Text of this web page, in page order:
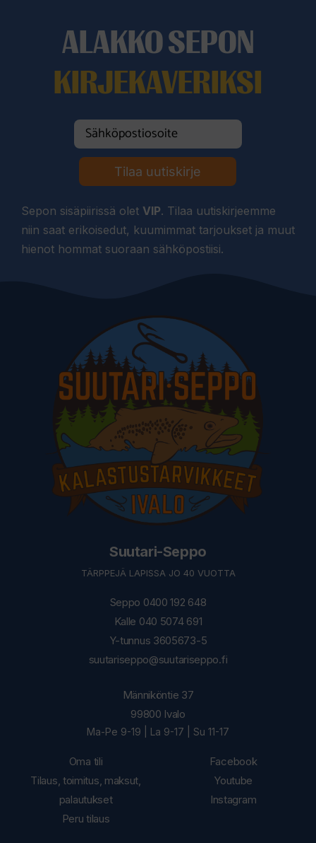
ALAKKO SEPON
KIRJEKAVERIKSI
Tilaa uutiskirje
Sepon sisäpiirissä olet VIP. Tilaa uutiskirjeemme
niin saat erikoisedut, kuumimmat tarjoukset ja muut
hienot hommat suoraan sähköpostiisi.
Suutari-Seppo
TÄRPPEJÄ LAPISSA JO 40 VUOTTA
Seppo 0400 192 648
Kalle 040 5074 691
Y-tunnus 3605673-5
suutariseppo@suutariseppo.fi
Oma tili
Tilaus, toimitus, maksut,
palautukset
Peru tilaus
Männiköntie 37
99800 Ivalo
Ma-Pe 9-19 | La 9-17 | Su 11-17
Facebook
Youtube
Instagram